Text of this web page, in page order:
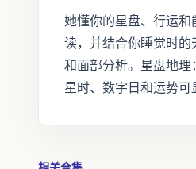
她懂你的星盘、行运和
读，并结合你睡觉时的
和面部分析。星盘地理
星时、数字日和运势可